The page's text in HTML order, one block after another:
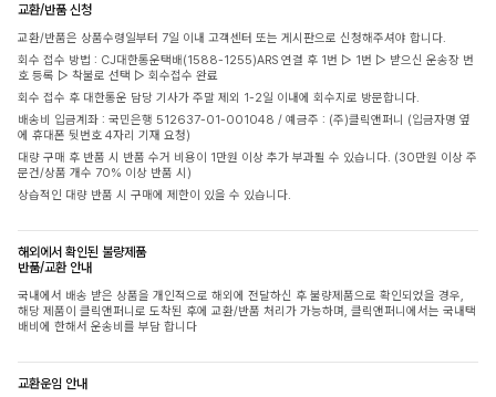
교환/반품 신청
교환/반품은 상품수령일부터 7일 이내 고객센터 또는 게시판으로 신청해주셔야 합니다.
회수 접수 방법 : CJ대한통운택배(1588-1255)ARS 연결 후 1번 ▷ 1번 ▷ 받으신 운송장 번
호 등록 ▷ 착불로 선택 ▷ 회수접수 완료
회수 접수 후 대한통운 담당 기사가 주말 제외 1-2일 이내에 회수지로 방문합니다.
배송비 입금계좌 : 국민은행 512637-01-001048 / 예금주 : (주)클릭앤퍼니 (입금자명 옆
에 휴대폰 뒷번호 4자리 기재 요청)
대량 구매 후 반품 시 반품 수거 비용이 1만원 이상 추가 부과될 수 있습니다. (30만원 이상 주
문건/상품 개수 70% 이상 반품 시)
상습적인 대량 반품 시 구매에 제한이 있을 수 있습니다.
해외에서 확인된 불량제품
반품/교환 안내
국내에서 배송 받은 상품을 개인적으로 해외에 전달하신 후 불량제품으로 확인되었을 경우,
해당 제품이 클릭앤퍼니로 도착된 후에 교환/반품 처리가 가능하며, 클릭앤퍼니에서는 국내택
배비에 한해서 운송비를 부담 합니다
교환운임 안내